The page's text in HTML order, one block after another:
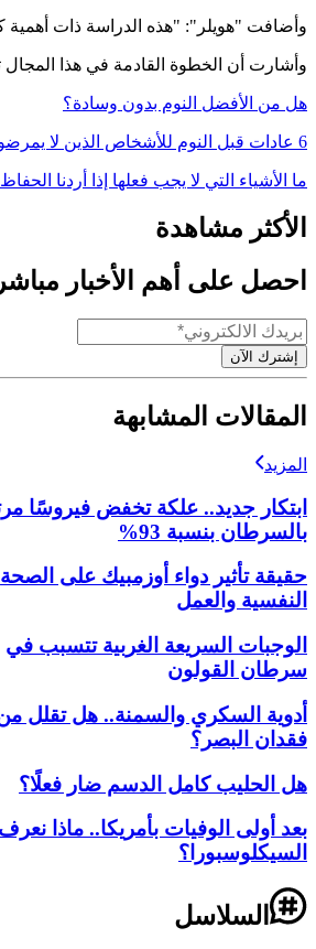
وأضافت "هويلر": "هذه الدراسة ذات أهمية
وأشارت أن الخطوة القادمة في هذا المجال
هل من الأفضل النوم بدون وسادة؟
6 عادات قبل النوم للأشخاص الذين لا يمرضون أبدًا
ما الأشياء التي لا يجب فعلها إذا أردنا
الأكثر مشاهدة
احصل على أهم الأخبار
إشترك الآن
المقالات المشابهة
المزيد
ابتكار جديد.. علكة تخفض فيروسًا
بالسرطان بنسبة 93%
حقيقة تأثير دواء أوزمبيك على الصحة
النفسية والعمل
الوجبات السريعة الغربية تتسبب في
سرطان القولون
أدوية السكري والسمنة.. هل تقلل
فقدان البصر؟
هل الحليب كامل الدسم ضار فعلًا؟
بعد أولى الوفيات بأمريكا.. ماذا
السيكلوسبورا؟
السلاسل